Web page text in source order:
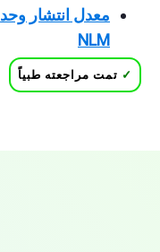
معدل انتشار
NLM
✓ تمت مراجعته طبياً